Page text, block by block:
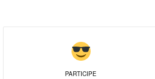
PARTICIPE